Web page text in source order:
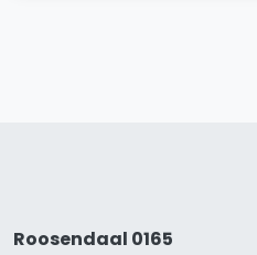
Roosendaal 0165